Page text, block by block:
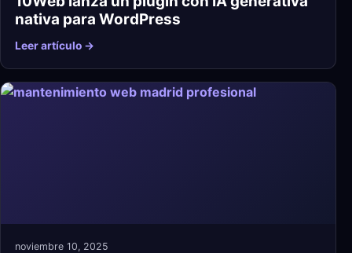
nativa para WordPress
Leer artículo →
noviembre 10, 2025